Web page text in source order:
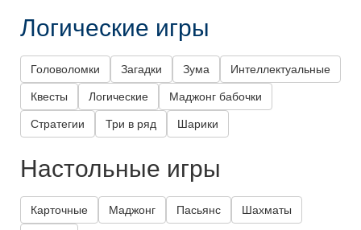
Логические игры
Головоломки Загадки Зума Интеллектуальные
Квесты Логические Маджонг бабочки
Стратегии Три в ряд Шарики
Настольные игры
Карточные Маджонг Пасьянс Шахматы